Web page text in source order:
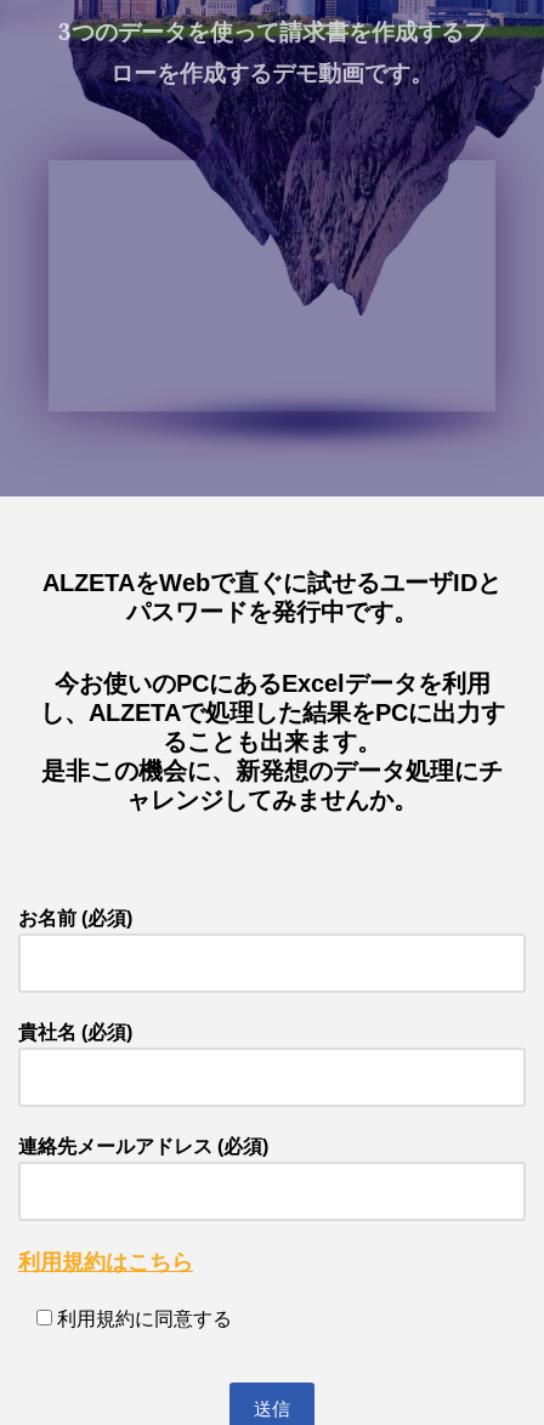
3つのデータを使って請求書を作成するフ
ローを作成するデモ動画です。
ALZETAをWebで直ぐに試せるユーザIDと
パスワードを発行中です。
今お使いのPCにあるExcelデータを利用
し、ALZETAで処理した結果をPCに出力す
ることも出来ます。
是非この機会に、新発想のデータ処理にチ
ャレンジしてみませんか。
お名前 (必須)
貴社名 (必須)
連絡先メールアドレス (必須)
利用規約はこちら
利用規約に同意する